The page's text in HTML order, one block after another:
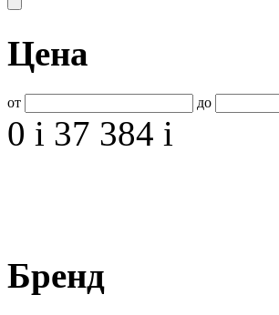
Цена
от до
0 i 37 384 i
Бренд